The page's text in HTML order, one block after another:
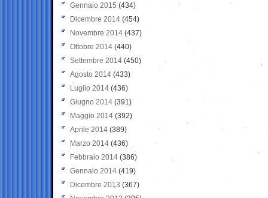
Gennaio 2015 (434)
Dicembre 2014 (454)
Novembre 2014 (437)
Ottobre 2014 (440)
Settembre 2014 (450)
Agosto 2014 (433)
Luglio 2014 (436)
Giugno 2014 (391)
Maggio 2014 (392)
Aprile 2014 (389)
Marzo 2014 (436)
Febbraio 2014 (386)
Gennaio 2014 (419)
Dicembre 2013 (367)